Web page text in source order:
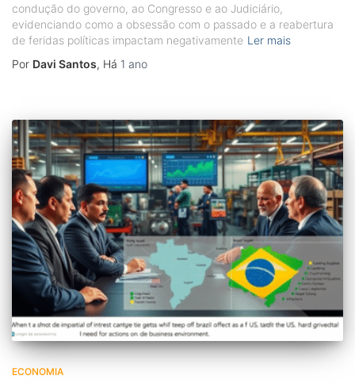
condução do governo, ao Congresso e ao Judiciário,
evidenciando como a obsessão com o passado e a reabertura
de feridas políticas impactam negativamente Ler mais
Por Davi Santos, Há 1 ano
ECONOMIA